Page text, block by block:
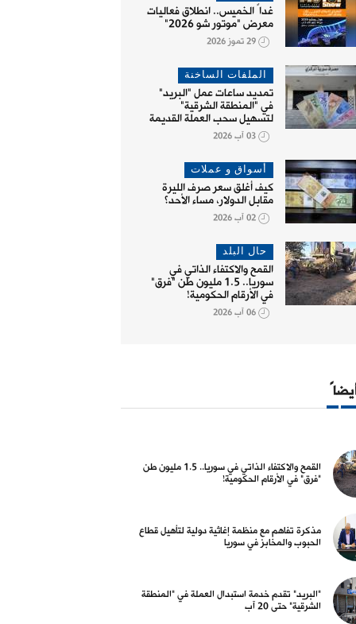
الذاتي في سوريا..
مليون طن "فرق" في الأرقام
06 آب 2026
دولية لتأهيل قطاع الحبوب
تكليف رمضان بإدارة هيئة كيف أغلق سعر صرف الليرة مقابل
غداً الخميس.. انطلاق فعاليات
معرض "موتور شو 2026"
29 تموز 2026
الملفات الساخنة
تمديد ساعات عمل "البريد"
في "المنطقة الشرقية"
لتسهيل سحب العملة القديمة
03 آب 2026
أسواق و عملات
كيف أغلق سعر صرف الليرة
مقابل الدولار، مساء الأحد؟
02 آب 2026
حال البلد
القمح والاكتفاء الذاتي في
سوريا.. 1.5 مليون طن "فرق"
في الأرقام الحكومية!
06 آب 2026
القمح والاكتفاء الذاتي في سوريا.. 1.5 مليون طن
"فرق" في الأرقام الحكومية!
مذكرة تفاهم مع منظمة إغاثية دولية لتأهيل قطاع
الحبوب والمخابز في سوريا
"البريد" تقدم خدمة استبدال العملة في "المنطقة
الشرقية" حتى 20 آب